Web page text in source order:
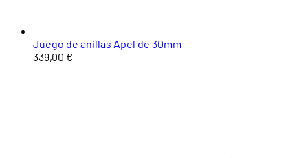
Juego de anillas Apel de 30mm
339,00 €